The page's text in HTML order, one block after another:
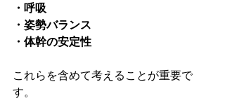
・呼吸
・姿勢バランス
・体幹の安定性
これらを含めて考えることが重要で
す。